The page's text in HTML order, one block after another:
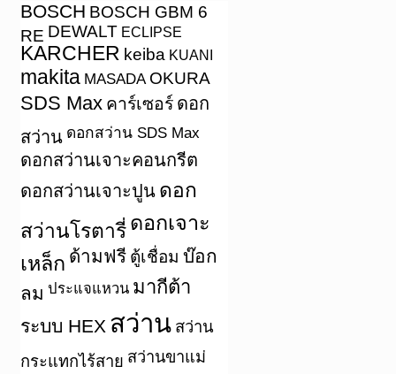
BOSCH BOSCH GBM 6
RE DEWALT ECLIPSE
KARCHER keiba KUANI
makita MASADA OKURA
SDS Max คาร์เซอร์ ดอก
สว่าน ดอกสว่าน SDS Max
ดอกสว่านเจาะคอนกรีต
ดอกสว่านเจาะปูน ดอก
สว่านโรตารี่ ดอกเจาะ
เหล็ก ด้ามฟรี ตู้เชื่อม บ๊อก
ลม ประแจแหวน มากีต้า
ระบบ HEX สว่าน สว่าน
กระแทกไร้สาย สว่านขาแม่